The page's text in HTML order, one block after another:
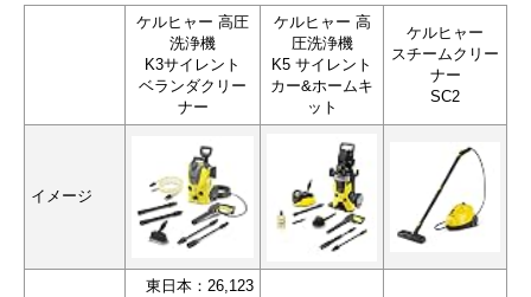
ケルヒャー 高圧
洗浄機
K3サイレント
ベランダクリー
ナー
ケルヒャー 高
圧洗浄機
K5 サイレント
カー&ホームキ
ット
ケルヒャー
スチームクリー
ナー
SC2
イメージ
東日本：26,123